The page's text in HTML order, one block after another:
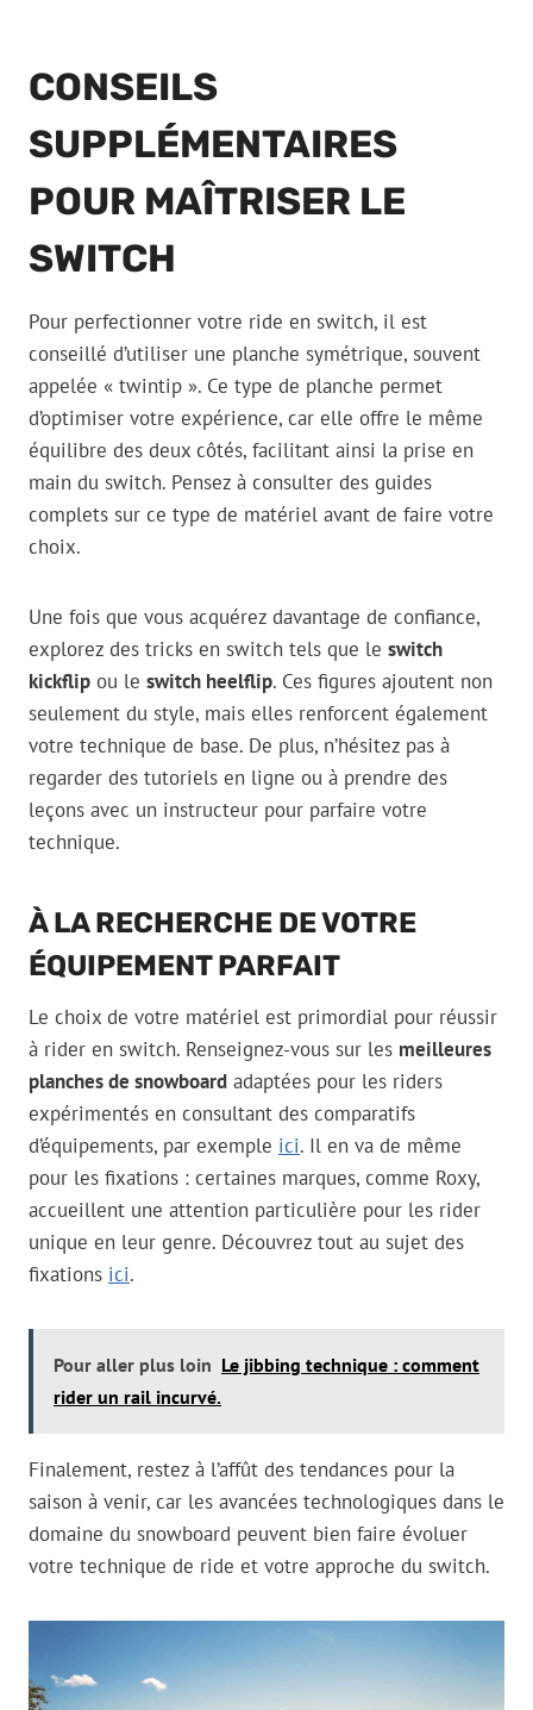
CONSEILS
SUPPLÉMENTAIRES
POUR MAÎTRISER LE
SWITCH
Pour perfectionner votre ride en switch, il est
conseillé d’utiliser une planche symétrique, souvent
appelée « twintip ». Ce type de planche permet
d’optimiser votre expérience, car elle offre le même
équilibre des deux côtés, facilitant ainsi la prise en
main du switch. Pensez à consulter des guides
complets sur ce type de matériel avant de faire votre
choix.
Une fois que vous acquérez davantage de confiance,
explorez des tricks en switch tels que le switch
kickflip ou le switch heelflip. Ces figures ajoutent non
seulement du style, mais elles renforcent également
votre technique de base. De plus, n’hésitez pas à
regarder des tutoriels en ligne ou à prendre des
leçons avec un instructeur pour parfaire votre
technique.
À LA RECHERCHE DE VOTRE
ÉQUIPEMENT PARFAIT
Le choix de votre matériel est primordial pour réussir
à rider en switch. Renseignez-vous sur les meilleures
planches de snowboard adaptées pour les riders
expérimentés en consultant des comparatifs
d’équipements, par exemple ici. Il en va de même
pour les fixations : certaines marques, comme Roxy,
accueillent une attention particulière pour les rider
unique en leur genre. Découvrez tout au sujet des
fixations ici.
Pour aller plus loin Le jibbing technique : comment
rider un rail incurvé.
Finalement, restez à l’affût des tendances pour la
saison à venir, car les avancées technologiques dans le
domaine du snowboard peuvent bien faire évoluer
votre technique de ride et votre approche du switch.